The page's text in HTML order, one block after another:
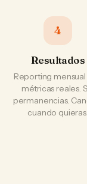
4
Resultados
Reporting
métricas reales.
permanencias.
cuando quieras.